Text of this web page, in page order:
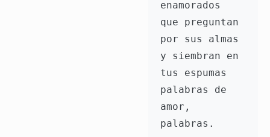
enamorados
que preguntan
por sus almas
y siembran en
tus espumas
palabras de
amor,
palabras.